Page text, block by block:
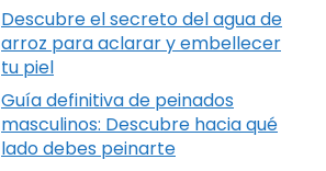
Descubre el secreto del agua de
arroz para aclarar y embellecer
tu piel
Guía definitiva de peinados
masculinos: Descubre hacia qué
lado debes peinarte